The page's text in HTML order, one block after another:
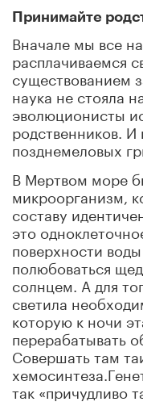
Принимайте
Вначале мы все
расплачиваемся
существованием
наука не стояла
эволюционисты
родственников.
позднемеловых
В Мертвом море
микроорганизм,
составу
это
поверхности
полюбоваться
солнцем. А для
светила
которую к ночи
перерабатывать
Совершать там
так «причудливо